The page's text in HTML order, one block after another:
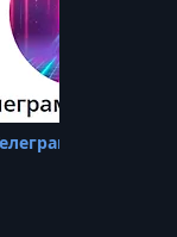
+